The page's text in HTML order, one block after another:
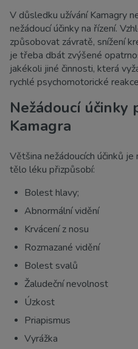
V důsledku užívání Kamagry
nežádoucí účinky na řízení.
způsobovat závratě, snížení
je třeba dbát zvýšené
jakékoli jiné činnosti, která
rychlé psychomotorické
Nežádoucí účinky
Kamagra
Většina nežádoucích účinků
tělo léku přizpůsobí:
Bolest hlavy;
Abnormální vidění
Krvácení z nosu
Rozmazané vidění
Bolest svalů
Žaludeční nevolnost
Úzkost
Priapismus
Vyrážka